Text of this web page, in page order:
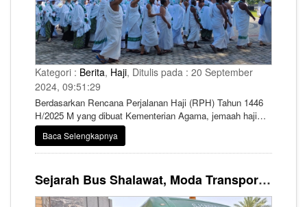
Kategori : Berita, Haji, Ditulis pada : 20 September
2024, 09:51:29
Berdasarkan Rencana Perjalanan Haji (RPH) Tahun 1446
H/2025 M yang dibuat Kementerian Agama, jemaah haji
Indonesia akan mulai diberangkatkan pada 2 Mei 2025.
Baca Selengkapnya
Sejarah Bus Shalawat, Moda Transportasi yang Selalu Setia Layani Jemaah Haji di Suci